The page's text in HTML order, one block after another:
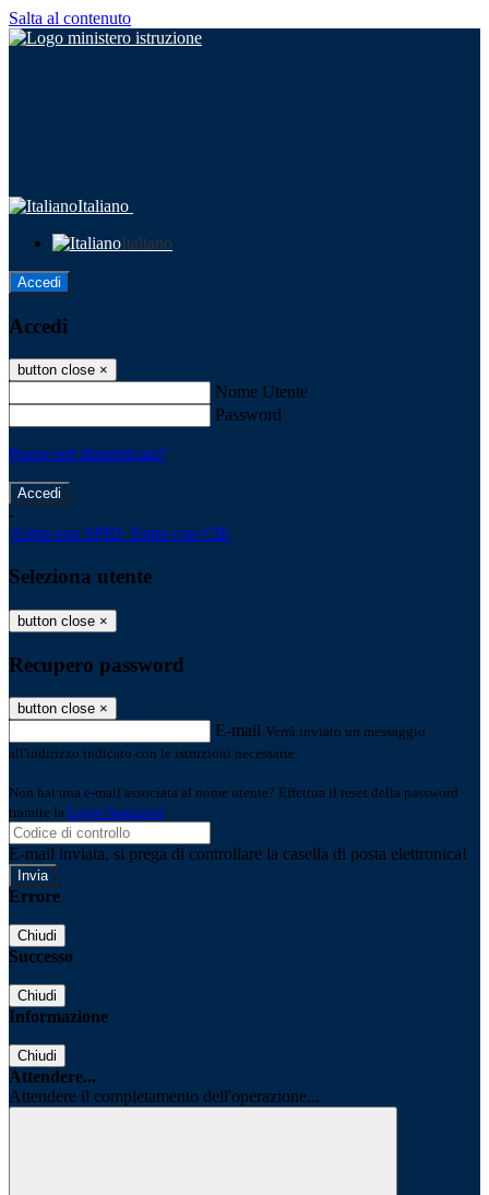
Salta al contenuto
Italiano
Italiano
Accedi
Accedi
button close ×
Nome Utente
Password
Password dimenticata?
-
Entra con SPID Entra con CIE
Seleziona utente
button close ×
Recupero password
button close ×
E-mail Verrà inviato un messaggio
all'indirizzo indicato con le istruzioni necessarie.
Non hai una e-mail associata al nome utente? Effettua il reset della password
tramite la Login Spaggiari
E-mail inviata, si prega di controllare la casella di posta elettronica!
Errore
Chiudi
Successo
Chiudi
Informazione
Chiudi
Attendere...
Attendere il completamento dell'operazione...